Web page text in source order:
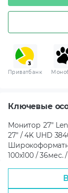
Приватбанк
Ключевые
Монитор 27"
27" / 4K UHD
100x100 / 36мес.